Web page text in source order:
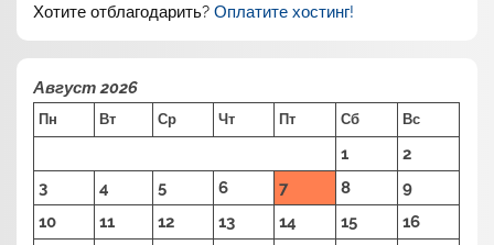
Хотите отблагодарить?Оплатите хостинг!
Август 2026
Пн Вт Ср Чт Пт Сб Вс
1
2
3
4 5 6 7 8
9
10
11 12 13 14 15
16